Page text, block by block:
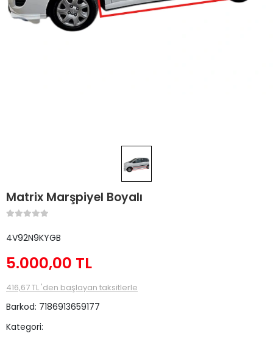
Matrix Marşpiyel Boyalı
4V92N9KYGB
5.000,00 TL
416,67 TL 'den başlayan taksitlerle
Barkod: 7186913659177
Kategori: